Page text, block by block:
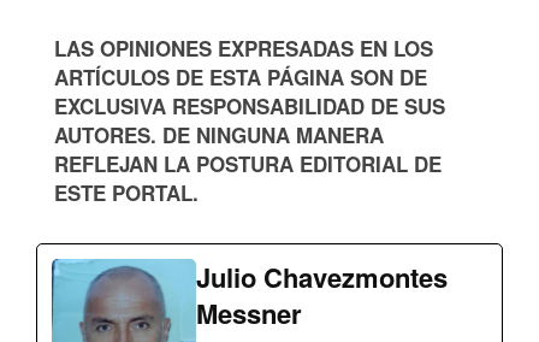
LAS OPINIONES EXPRESADAS EN LOS
ARTÍCULOS DE ESTA PÁGINA SON DE
EXCLUSIVA RESPONSABILIDAD DE SUS
AUTORES. DE NINGUNA MANERA
REFLEJAN LA POSTURA EDITORIAL DE
ESTE PORTAL.
Julio Chavezmontes
Messner